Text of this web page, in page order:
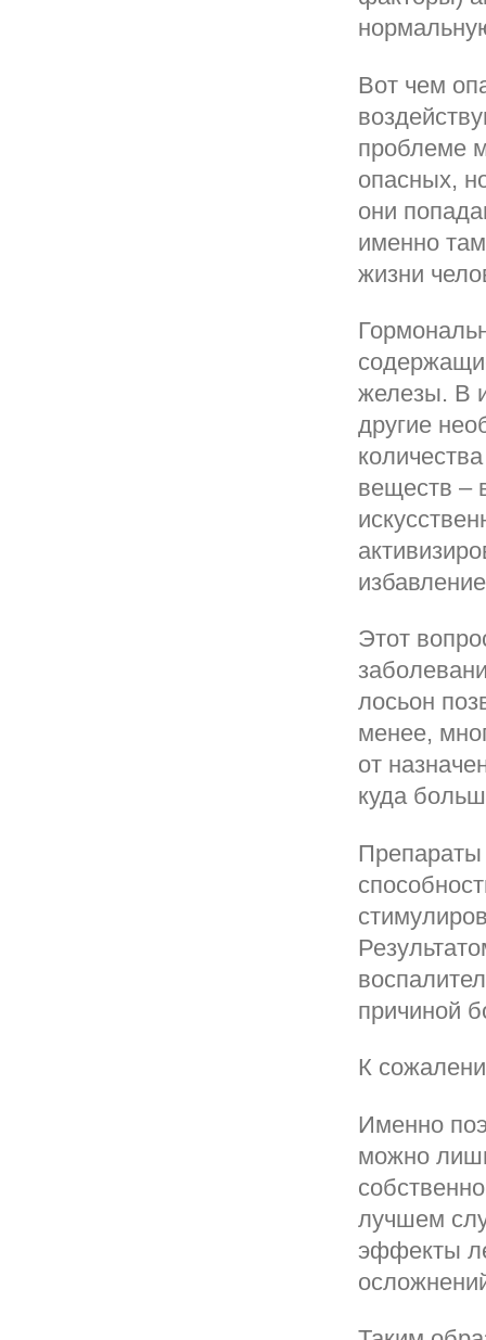
Вот чем
проблеме
опасных,
они
именно
жизни
железы. В
другие
веществ –
Этот
лосьон
менее,
от
куда
Препараты
причиной
К
Именно
можно
лучшем
эффекты